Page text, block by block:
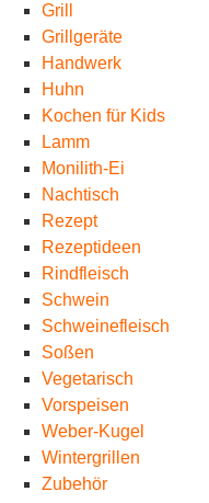
Grill
Grillgeräte
Handwerk
Huhn
Kochen für Kids
Lamm
Monilith-Ei
Nachtisch
Rezept
Rezeptideen
Rindfleisch
Schwein
Schweinefleisch
Soßen
Vegetarisch
Vorspeisen
Weber-Kugel
Wintergrillen
Zubehör